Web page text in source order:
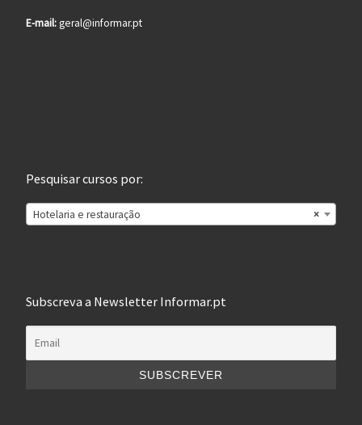
E-mail:geral@informar.pt
Pesquisar cursos por:
×
Hotelaria e restauração
Subscreva a Newsletter Informar.pt